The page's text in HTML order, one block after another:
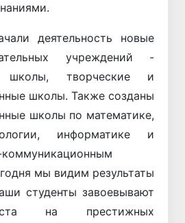
деятельность новые
учреждений -
школы, творческие и
школы. Также созданы
школы по математике,
информатике и
мы видим результаты
студенты завоевывают
на престижных